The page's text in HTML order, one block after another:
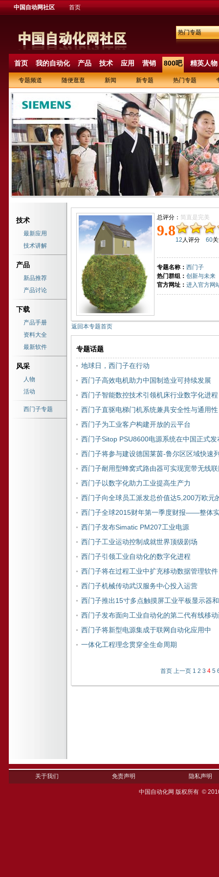
中国自动网社区 首页
热门专题
首页 我的自动化 产品 技术 应用 营销 800吧 精英人物
专题频道 随便逛逛 新闻 新专题 热门专题
技术
最新应用
技术讲解
产品
新品推荐
产品讨论
下载
产品手册
资料大全
最新软件
风采
人物
活动
西门子专题
总评分： 简直是完美
9.8
12 人评分 60
专题名称： 西门子
热门群组： 创新与未来
官方网址： 进入官方网
返回本专题首页
专题话题
地球日，西门子在行动
西门子高效电机助力中国制造业可持续发展
西门子智能数控技术引领机床行业数字化进程
西门子直驱电梯门机系统兼具安全性与通用性
西门子为工业客户构建开放的云平台
西门子Sitop PSU8600电源系统在中国正式发
西门子将参与建设德国莱茵-鲁尔区区域快速
西门子耐用型蜂窝式路由器可实现宽带无线
西门子以数字化助力工业提高生产力
西门子向全球员工派发总价值达5,200万欧元
西门子全球2015财年第一季度财报——整体
西门子发布Simatic PM207工业电源
西门子工业运动控制成就世界顶级剧场
西门子引领工业自动化的数字化进程
西门子将在过程工业中扩充移动数据管理软件
西门子机械传动武汉服务中心投入运营
西门子推出15寸多点触摸屏工业平板显示器
西门子发布面向工业自动化的第二代有线移
西门子将新型电源集成于联网自动化应用中
一体化工程理念贯穿全生命周期
首页 上一页 1 2 3 4 5
关于我们 免责声明 隐私声明
中国自动化网 版权所有 ©